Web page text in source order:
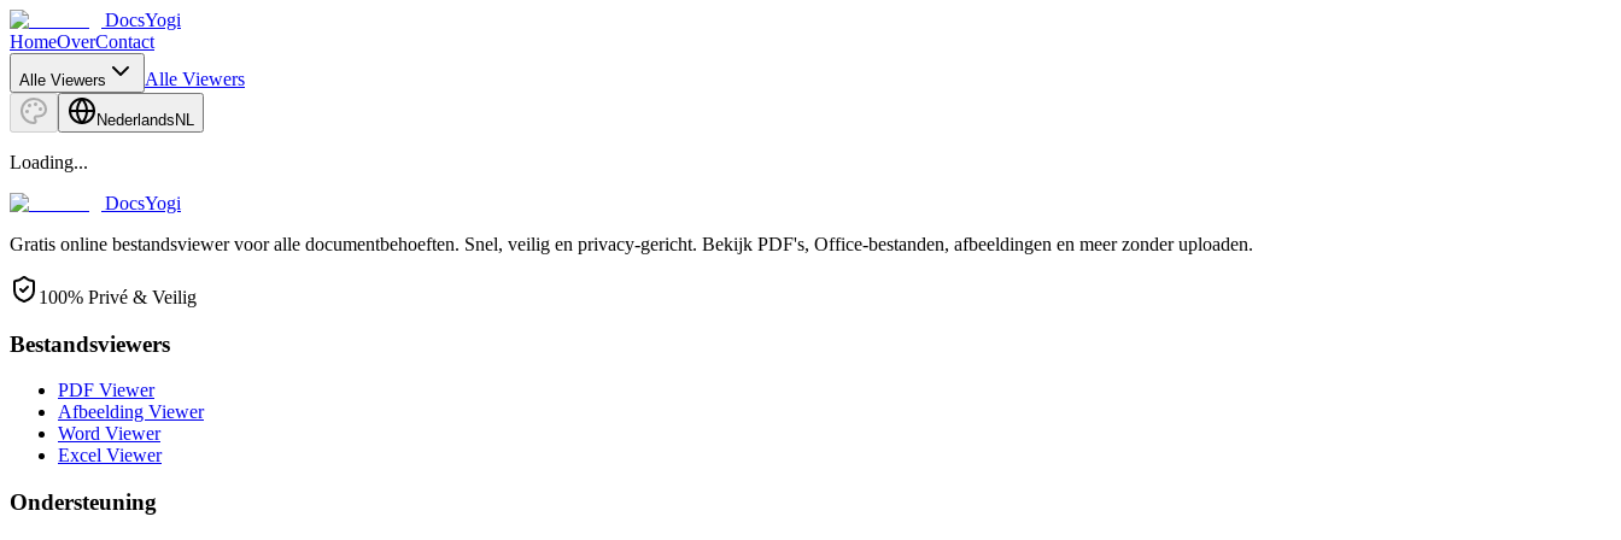
DocsYogi
HomeOverContact
Alle Viewers Alle Viewers
Nederlands NL
Loading...
DocsYogi
Gratis online bestandsviewer voor alle documentbehoeften. Snel, veilig en privacy-gericht. Bekijk PDF's, Office-bestanden, afbeeldingen en meer zonder uploaden.
100% Privé & Veilig
Bestandsviewers
PDF Viewer
Afbeelding Viewer
Word Viewer
Excel Viewer
Ondersteuning